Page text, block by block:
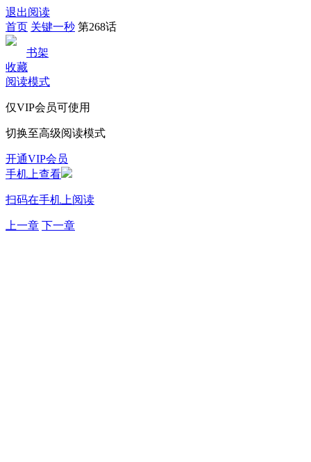
退出阅读
首页 关键一秒 第268话
书架
收藏
阅读模式
仅VIP会员可使用
切换至高级阅读模式
开通VIP会员
手机上查看
扫码在手机上阅读
上一章 下一章